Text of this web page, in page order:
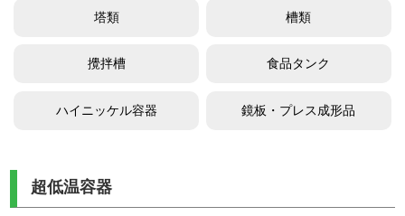
塔類 槽類
攪拌槽 食品タンク
ハイニッケル容器 鏡板・プレス成形品
超低温容器